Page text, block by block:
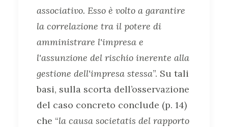
associativo. Esso è volto a garantire
la correlazione tra il potere di
amministrare l'impresa e
l'assunzione del rischio inerente alla
gestione dell'impresa stessa”. Su tali
basi, sulla scorta dell’osservazione
del caso concreto conclude (p. 14)
che “la causa societatis del rapporto